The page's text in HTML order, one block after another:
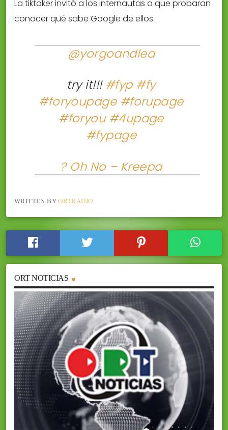
La tiktoker invitó a los internautas a que probaran
conocer qué sabe Google de ellos.
@yorgoandlea
try it!!! #fyp #fy
#foryoupage #forupage
#foryou #4upage
#fypage
? Oh No – Kreepa
WRITTEN BYORTRADIO
ORT NOTICIAS